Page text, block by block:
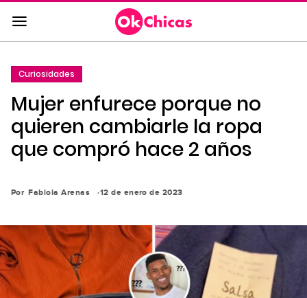
Saltar
al
contenido
a
la
navegación
principal
Curiosidades
Mujer enfurece porque no
quieren cambiarle la ropa
que compró hace 2 años
Por Fabiola Arenas 12 de enero de 2023